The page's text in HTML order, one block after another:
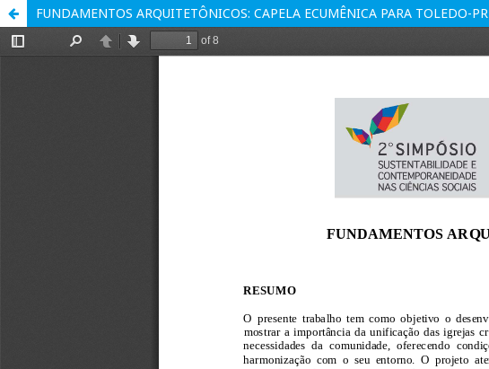
FUNDAMENTOS ARQUITETÔNICOS: CAPELA ECUMÊNICA PARA TOLEDO-PR